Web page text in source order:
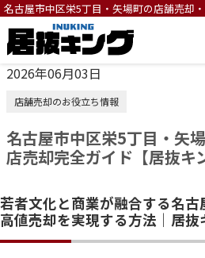
名古屋市中区栄5丁目・矢場町の店舗売却
ング～INUKING】
2026年06月03日
店舗売却のお役立ち情報
名古屋市中区栄5丁目・矢
店売却完全ガイド【居抜キ
若者文化と商業が融合する名
高値売却を実現する方法｜居抜